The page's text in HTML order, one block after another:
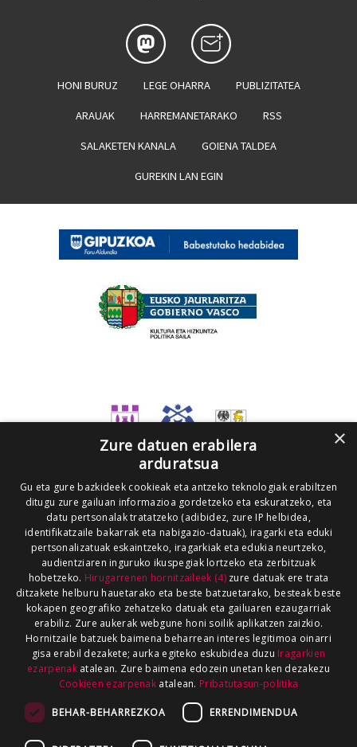
HONI BURUZ LEGE OHARRA PUBLIZITATEA
ARAUAK HARREMANETARAKO RSS
SALAKETEN KANALA GOIENA TALDEA
GUREKIN LAN EGIN
×
Zure datuen erabilera
arduratsua
Gu eta gure bazkideek cookieak eta antzeko teknologiak erabiltzen
ditugu zure gailuan informazioa gordetzeko eta eskuratzeko, eta
datu pertsonalak tratatzeko (adibidez, zure IP helbidea,
identifikatzaile bakarrak eta nabigazio-datuak), iragarki eta eduki
pertsonalizatuak eskaintzeko, iragarkiak eta edukia neurtzeko,
audientziaren inguruko ikuspegiak lortzeko eta zerbitzuak
hobetzeko. Hirugarrenen hornitzaileek (4)zure datuak ere trata
ditzakete helburu hauetarako eta beste batzuetarako, besteak beste
kokapen geografiko zehatzeko datuak eta gailuaren ezaugarriak
erabiliz. Zure aukerak webgune honi soilik aplikatzen zaizkio.
Hornitzaile batzuek baimena beharrean interes legitimoa oinarri
gisa erabil dezakete; aurka egiteko eskubidea duzu Iragarkien
ezarpenakatalean. Zure baimena edozein unetan ken dezakezu
Cookieen ezarpenak atalean. Pribatutasun-politika
BEHAR-BEHARREZKOA ERRENDIMENDUA